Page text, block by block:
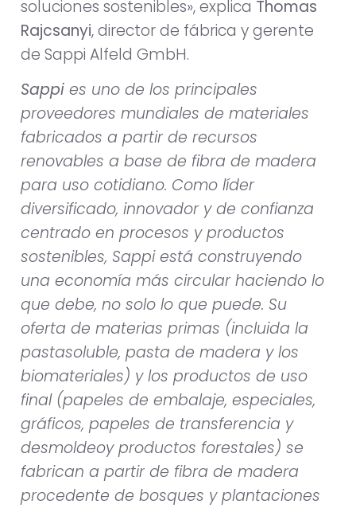
soluciones sostenibles», explica Thomas
Rajcsanyi, director de fábrica y gerente
de Sappi Alfeld GmbH.
Sappi es uno de los principales
proveedores mundiales de materiales
fabricados a partir de recursos
renovables a base de fibra de madera
para uso cotidiano. Como líder
diversificado, innovador y de confianza
centrado en procesos y productos
sostenibles, Sappi está construyendo
una economía más circular haciendo lo
que debe, no solo lo que puede. Su
oferta de materias primas (incluida la
pastasoluble, pasta de madera y los
biomateriales) y los productos de uso
final (papeles de embalaje, especiales,
gráficos, papeles de transferencia y
desmoldeoy productos forestales) se
fabrican a partir de fibra de madera
procedente de bosques y plantaciones